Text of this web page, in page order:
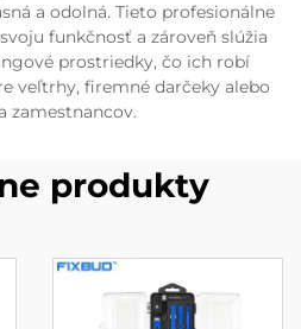
a odolná. Tieto profesionálne
funkčnosť a zároveň slúžia
prostriedky, čo ich robí
veľtrhy, firemné darčeky alebo
zamestnancov.
produkty